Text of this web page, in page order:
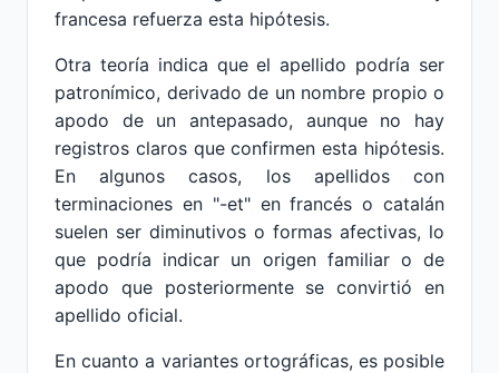
francesa refuerza esta hipótesis.
Otra teoría indica que el apellido podría ser
patronímico, derivado de un nombre propio o
apodo de un antepasado, aunque no hay
registros claros que confirmen esta hipótesis.
En algunos casos, los apellidos con
terminaciones en "-et" en francés o catalán
suelen ser diminutivos o formas afectivas, lo
que podría indicar un origen familiar o de
apodo que posteriormente se convirtió en
apellido oficial.
En cuanto a variantes ortográficas, es posible